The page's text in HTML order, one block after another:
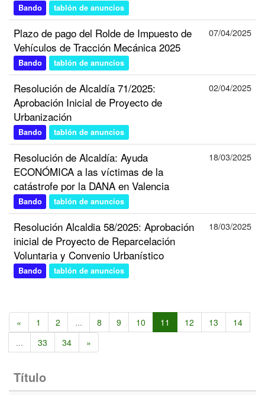
Bando tablón de anuncios
Plazo de pago del Rolde de Impuesto de
Vehículos de Tracción Mecánica 2025
Bando tablón de anuncios
07/04/2025
Resolución de Alcaldía 71/2025:
Aprobación Inicial de Proyecto de
Urbanización
Bando tablón de anuncios
02/04/2025
Resolución de Alcaldía: Ayuda
ECONÓMICA a las víctimas de la
catástrofe por la DANA en Valencia
Bando tablón de anuncios
18/03/2025
Resolución Alcaldia 58/2025: Aprobación
inicial de Proyecto de Reparcelación
Voluntaria y Convenio Urbanístico
Bando tablón de anuncios
18/03/2025
« 1 2 ... 8 9 10 11 12 13
14
...
33 34 »
Título